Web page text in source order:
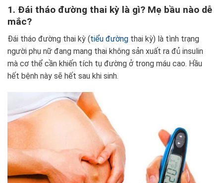
1. Đái tháo đường thai kỳ là gì? Mẹ bầu nào dễ
mắc?
Đái tháo đường thai kỳ (tiểu đường thai kỳ) là tình trạng
người phụ nữ đang mang thai không sản xuất ra đủ insulin
mà cơ thể cần khiến tích tụ đường ở trong máu cao. Hầu
hết bệnh này sẽ hết sau khi sinh.